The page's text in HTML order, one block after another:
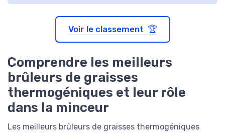
Voir le classement 🏆
Comprendre les meilleurs
brûleurs de graisses
thermogéniques et leur rôle
dans la minceur
Les meilleurs brûleurs de graisses thermogéniques